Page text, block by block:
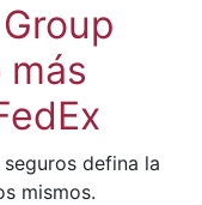
defina la
mismos.